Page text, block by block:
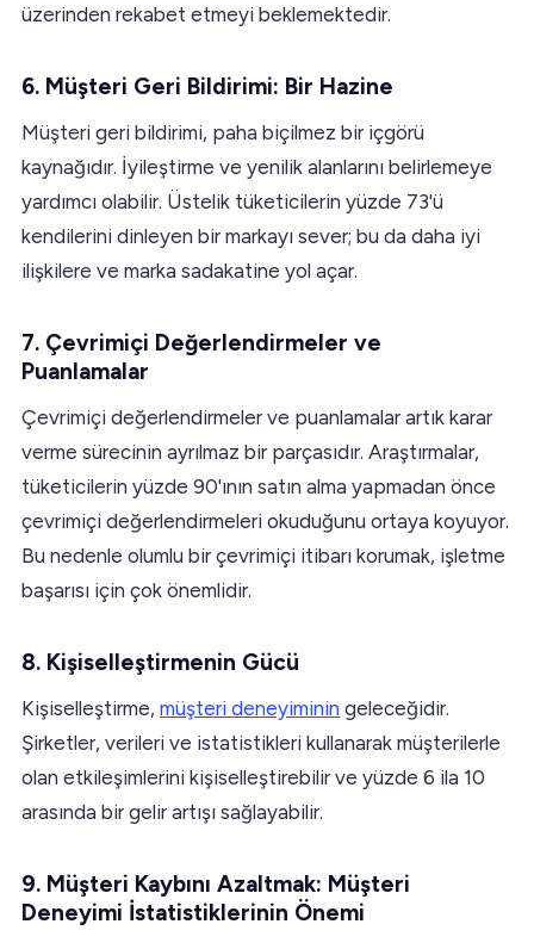
üzerinden rekabet etmeyi beklemektedir.
6. Müşteri Geri Bildirimi: Bir Hazine
Müşteri geri bildirimi, paha biçilmez bir içgörü
kaynağıdır. İyileştirme ve yenilik alanlarını belirlemeye
yardımcı olabilir. Üstelik tüketicilerin yüzde 73'ü
kendilerini dinleyen bir markayı sever; bu da daha iyi
ilişkilere ve marka sadakatine yol açar.
7. Çevrimiçi Değerlendirmeler ve
Puanlamalar
Çevrimiçi değerlendirmeler ve puanlamalar artık karar
verme sürecinin ayrılmaz bir parçasıdır. Araştırmalar,
tüketicilerin yüzde 90'ının satın alma yapmadan önce
çevrimiçi değerlendirmeleri okuduğunu ortaya koyuyor.
Bu nedenle olumlu bir çevrimiçi itibarı korumak, işletme
başarısı için çok önemlidir.
8. Kişiselleştirmenin Gücü
Kişiselleştirme, müşteri deneyiminin geleceğidir.
Şirketler, verileri ve istatistikleri kullanarak müşterilerle
olan etkileşimlerini kişiselleştirebilir ve yüzde 6 ila 10
arasında bir gelir artışı sağlayabilir.
9. Müşteri Kaybını Azaltmak: Müşteri
Deneyimi İstatistiklerinin Önemi